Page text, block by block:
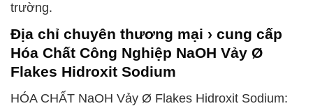
trường.
Địa chỉ chuyên thương mại › cung cấp
Hóa Chất Công Nghiệp NaOH Vảy Ø
Flakes Hidroxit Sodium
HÓA CHẤT NaOH Vảy Ø Flakes Hidroxit Sodium: